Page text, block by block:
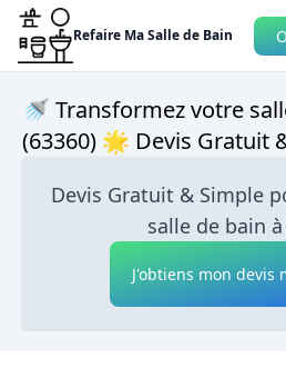
Refaire Ma Salle de Bain
🚿 Transformez votre
(63360) 🌟 Devis Gratuit
Devis Gratuit & Simple
salle de bain
J'obtiens mon devis